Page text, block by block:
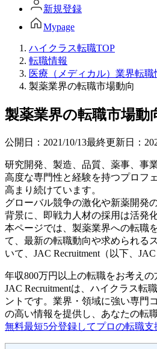
新規登録
Mypage
ハイクラス転職TOP
転職情報
医療（メディカル）業界転職
製薬業界の転職市場動向
製薬業界の転職市場動
公開日： 2021/10/13最終更新日：
研究開発、製造、品質、薬事、事
高度な専門性と経験を持つプロフ
高まり続けています。
グローバル競争の激化や新薬開発
背景に、即戦力人材の採用は活発
本ページでは、製薬業界への転職
て、最新の転職動向や求められる
いて、JAC Recruitment（以下、
年収800万円以上の転職をお考えの
JAC Recruitmentは、ハイクラス転
ントです。 業界・領域に強い専門
の高い情報を提供し、あなたの転
無料最短5分登録してプロの転職支